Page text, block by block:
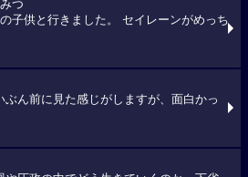
つ
子供と行きました。 セイレーンがめっち
ん前に見た感じがしますが、面白かっ